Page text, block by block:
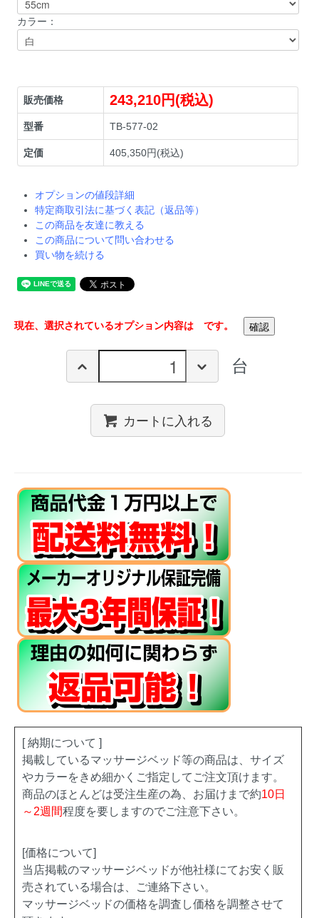
カラー：
販売価格 243,210円(税込)
型番 TB-577-02
定価 405,350円(税込)
オプションの値段詳細
特定商取引法に基づく表記（返品等）
この商品を友達に教える
この商品について問い合わせる
買い物を続ける
現在、選択されているオプション内容は です。
台
カートに入れる
[ 納期について ]
掲載しているマッサージベッド等の商品は、サイズ
やカラーをきめ細かくご指定してご注文頂けます。
商品のほとんどは受注生産の為、お届けまで約10日
～2週間程度を要しますのでご注意下さい。
[価格について]
当店掲載のマッサージベッドが他社様にてお安く販
売されている場合は、ご連絡下さい。
マッサージベッドの価格を調査し価格を調整させて